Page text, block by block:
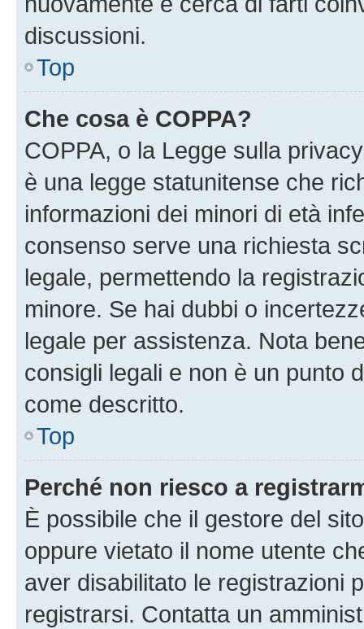
discussioni.
Top
Che cosa è COPPA?
COPPA, o la Legge sulla
è una legge statunitense che
informazioni dei minori di età
consenso serve una richiesta
legale, permettendo la
minore. Se hai dubbi o
legale per assistenza. Nota
consigli legali e non è un punto
come descritto.
Top
Perché non riesco a
È possibile che il gestore del
oppure vietato il nome utente
aver disabilitato le registrazioni
registrarsi. Contatta un